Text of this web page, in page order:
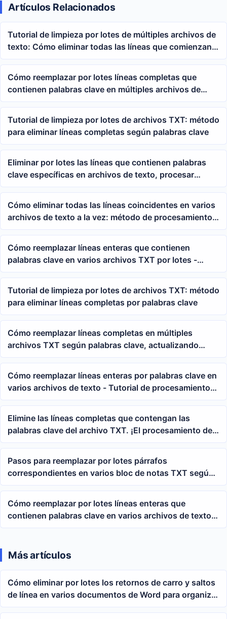
Artículos Relacionados
Tutorial de limpieza por lotes de múltiples archivos de
texto: Cómo eliminar todas las líneas que comienzan
con Annex utilizando reglas de comodín
Cómo reemplazar por lotes líneas completas que
contienen palabras clave en múltiples archivos de
texto TXT
Tutorial de limpieza por lotes de archivos TXT: método
para eliminar líneas completas según palabras clave
Eliminar por lotes las líneas que contienen palabras
clave específicas en archivos de texto, procesar
múltiples archivos txt de una sola vez
Cómo eliminar todas las líneas coincidentes en varios
archivos de texto a la vez: método de procesamiento
por lotes con comodines y expresiones regulares
Cómo reemplazar líneas enteras que contienen
palabras clave en varios archivos TXT por lotes -
Tutorial de expresiones regulares
Tutorial de limpieza por lotes de archivos TXT: método
para eliminar líneas completas por palabras clave
Cómo reemplazar líneas completas en múltiples
archivos TXT según palabras clave, actualizando
directorios y líneas de descripción en lote
Cómo reemplazar líneas enteras por palabras clave en
varios archivos de texto - Tutorial de procesamiento
por lotes TXT
Elimine las líneas completas que contengan las
palabras clave del archivo TXT. ¡El procesamiento de
datos es muy sencillo!
Pasos para reemplazar por lotes párrafos
correspondientes en varios bloc de notas TXT según
palabras clave
Cómo reemplazar por lotes líneas enteras que
contienen palabras clave en varios archivos de texto
TXT
Más artículos
Cómo eliminar por lotes los retornos de carro y saltos
de línea en varios documentos de Word para organizar
rápidamente el formato del texto docx